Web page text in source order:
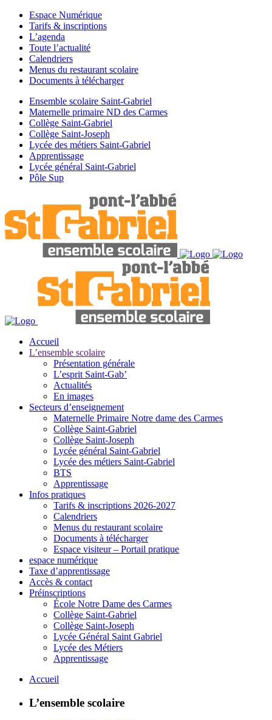
Espace Numérique
Tarifs & inscriptions
L’agenda
Toute l’actualité
Calendriers
Menus du restaurant scolaire
Documents à télécharger
Ensemble scolaire Saint-Gabriel
Maternelle primaire ND des Carmes
Collège Saint-Gabriel
Collège Saint-Joseph
Lycée des métiers Saint-Gabriel
Apprentissage
Lycée général Saint-Gabriel
Pôle Sup
Accueil
L’ensemble scolaire
Présentation générale
L’esprit Saint-Gab’
Actualités
En images
Secteurs d’enseignement
Maternelle Primaire Notre dame des Carmes
Collège Saint-Gabriel
Collège Saint-Joseph
Lycée général Saint-Gabriel
Lycée des métiers Saint-Gabriel
BTS
Apprentissage
Infos pratiques
Tarifs & inscriptions 2026-2027
Calendriers
Menus du restaurant scolaire
Documents à télécharger
Espace visiteur – Portail pratique
espace numérique
Taxe d’apprentissage
Accès & contact
Préinscriptions
École Notre Dame des Carmes
Collège Saint-Gabriel
Collège Saint-Joseph
Lycée Général Saint Gabriel
Lycée des Métiers
Apprentissage
Accueil
L’ensemble scolaire